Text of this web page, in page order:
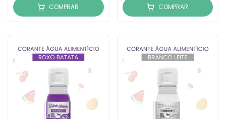
COMPRAR COMPRAR